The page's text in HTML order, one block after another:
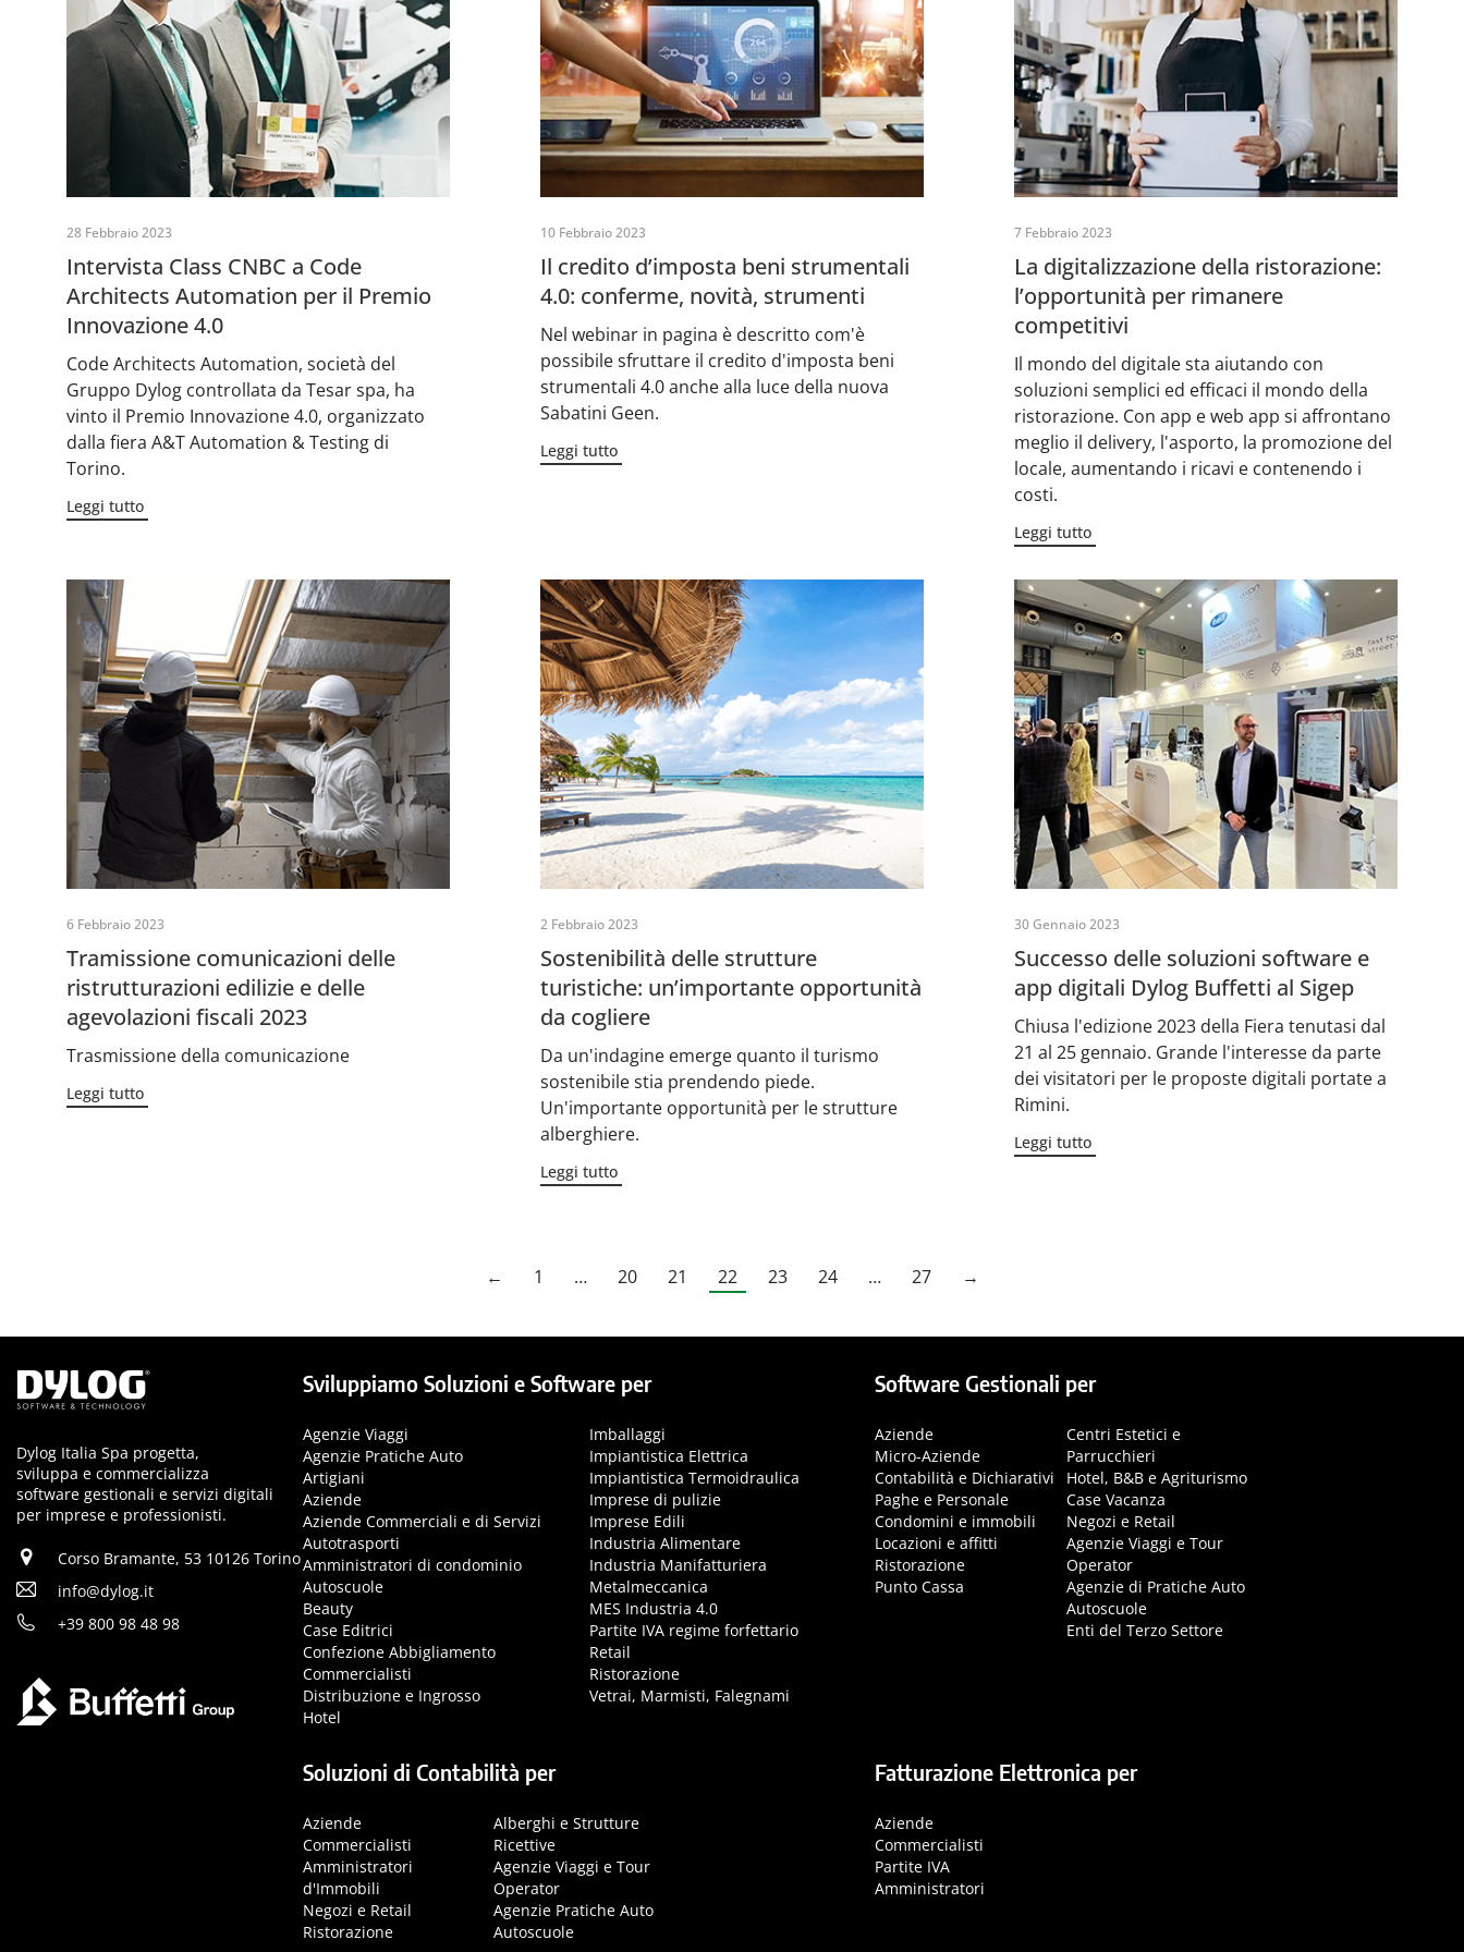
28 Febbraio 2023
Intervista Class CNBC a Code
Architects Automation per il Premio
Innovazione 4.0
Code Architects Automation, società del
Gruppo Dylog controllata da Tesar spa, ha
vinto il Premio Innovazione 4.0, organizzato
dalla fiera A&T Automation & Testing di
Torino.
Leggi tutto
10 Febbraio 2023
Il credito d’imposta beni strumentali
4.0: conferme, novità, strumenti
Nel webinar in pagina è descritto com'è
possibile sfruttare il credito d'imposta beni
strumentali 4.0 anche alla luce della nuova
Sabatini Geen.
Leggi tutto
7 Febbraio 2023
La digitalizzazione della ristorazione:
l’opportunità per rimanere
competitivi
Il mondo del digitale sta aiutando con
soluzioni semplici ed efficaci il mondo della
ristorazione. Con app e web app si affrontano
meglio il delivery, l'asporto, la promozione del
locale, aumentando i ricavi e contenendo i
costi.
Leggi tutto
6 Febbraio 2023
Tramissione comunicazioni delle
ristrutturazioni edilizie e delle
agevolazioni fiscali 2023
Trasmissione della comunicazione
Leggi tutto
2 Febbraio 2023
Sostenibilità delle strutture
turistiche: un’importante opportunità
da cogliere
Da un'indagine emerge quanto il turismo
sostenibile stia prendendo piede.
Un'importante opportunità per le strutture
alberghiere.
Leggi tutto
30 Gennaio 2023
Successo delle soluzioni software e
app digitali Dylog Buffetti al Sigep
Chiusa l'edizione 2023 della Fiera tenutasi dal
21 al 25 gennaio. Grande l'interesse da parte
dei visitatori per le proposte digitali portate a
Rimini.
Leggi tutto
← 1 … 20 21 22 23 24 … 27 →
Dylog Italia Spa progetta,
sviluppa e commercializza
software gestionali e servizi digitali
per imprese e professionisti.
Corso Bramante, 53 10126 Torino
info@dylog.it
+39 800 98 48 98
Sviluppiamo Soluzioni e Software per
Agenzie Viaggi
Agenzie Pratiche Auto
Artigiani
Aziende
Aziende Commerciali e di Servizi
Autotrasporti
Amministratori di condominio
Autoscuole
Beauty
Case Editrici
Confezione Abbigliamento
Commercialisti
Distribuzione e Ingrosso
Hotel
Imballaggi
Impiantistica Elettrica
Impiantistica Termoidraulica
Imprese di pulizie
Imprese Edili
Industria Alimentare
Industria Manifatturiera
Metalmeccanica
MES Industria 4.0
Partite IVA regime forfettario
Retail
Ristorazione
Vetrai, Marmisti, Falegnami
Software Gestionali per
Aziende
Micro-Aziende
Contabilità e Dichiarativi
Paghe e Personale
Condomini e immobili
Locazioni e affitti
Ristorazione
Punto Cassa
Centri Estetici e
Parrucchieri
Hotel, B&B e Agriturismo
Case Vacanza
Negozi e Retail
Agenzie Viaggi e Tour
Operator
Agenzie di Pratiche Auto
Autoscuole
Enti del Terzo Settore
Soluzioni di Contabilità per
Aziende
Commercialisti
Amministratori
d'Immobili
Negozi e Retail
Ristorazione
Alberghi e Strutture
Ricettive
Agenzie Viaggi e Tour
Operator
Agenzie Pratiche Auto
Autoscuole
Fatturazione Elettronica per
Aziende
Commercialisti
Partite IVA
Amministratori